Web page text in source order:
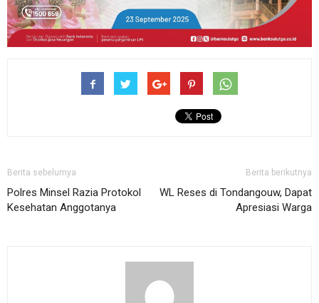
Berita sebelumya
Polres Minsel Razia Protokol
Kesehatan Anggotanya
Berita berikutnya
WL Reses di Tondangouw, Dapat
Apresiasi Warga